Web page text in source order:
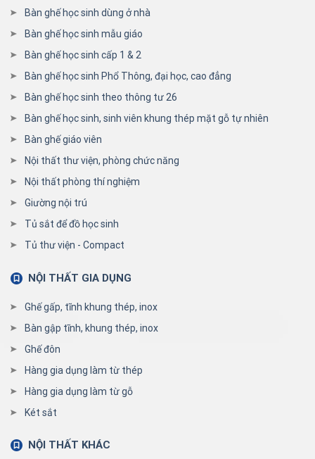
Bàn ghế học sinh dùng ở nhà
Bàn ghế học sinh mẫu giáo
Bàn ghế học sinh cấp 1 & 2
Bàn ghế học sinh Phổ Thông, đại học, cao đẳng
Bàn ghế học sinh theo thông tư 26
Bàn ghế học sinh, sinh viên khung thép mặt gỗ tự nhiên
Bàn ghế giáo viên
Nội thất thư viện, phòng chức năng
Nội thất phòng thí nghiệm
Giường nội trú
Tủ sắt để đồ học sinh
Tủ thư viện - Compact
NỘI THẤT GIA DỤNG
Ghế gấp, tĩnh khung thép, inox
Bàn gập tĩnh, khung thép, inox
Ghế đôn
Hàng gia dụng làm từ thép
Hàng gia dụng làm từ gỗ
Két sắt
NỘI THẤT KHÁC